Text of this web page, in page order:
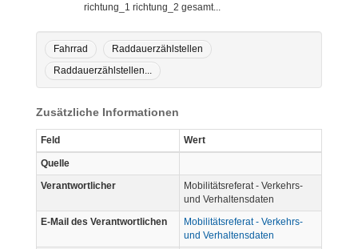
richtung_1 richtung_2 gesamt...
Fahrrad
Raddauerzählstellen
Raddauerzählstellen...
Zusätzliche Informationen
Feld Wert
Quelle
Verantwortlicher
Mobilitätsreferat - Verkehrs-
und Verhaltensdaten
E-Mail des Verantwortlichen
Mobilitätsreferat - Verkehrs-
und Verhaltensdaten